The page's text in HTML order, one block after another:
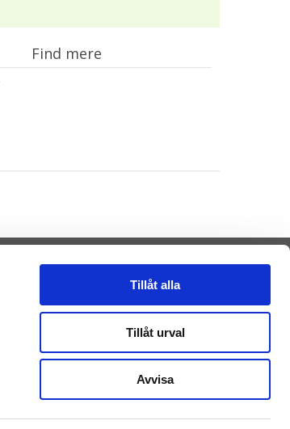
Tillåt alla
Tillåt urval
Avvisa
Find mere
AB
Smålandsstenar
mail: kontakt@getateddy.dk